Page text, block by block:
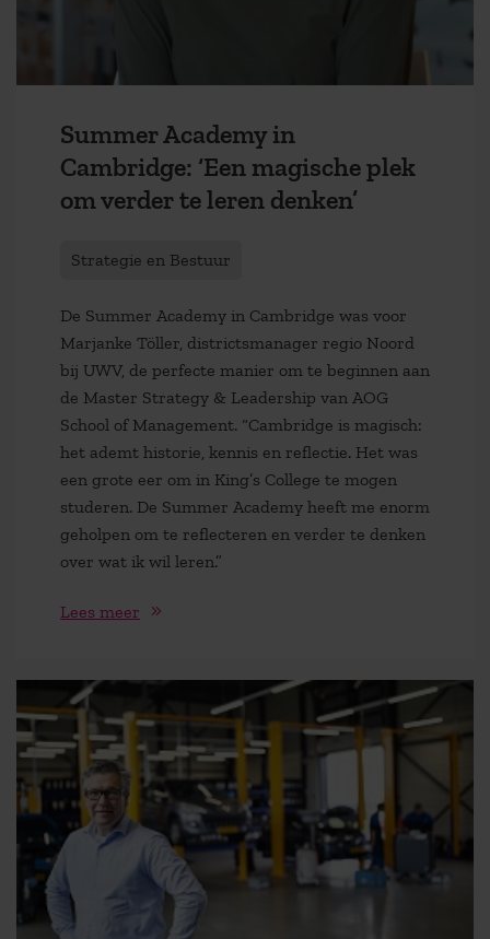
Summer Academy in
Cambridge: ‘Een magische plek
om verder te leren denken’
Strategie en Bestuur
De Summer Academy in Cambridge was voor
Marjanke Töller, districtsmanager regio Noord
bij UWV, de perfecte manier om te beginnen aan
de Master Strategy & Leadership van AOG
School of Management. “Cambridge is magisch:
het ademt historie, kennis en reflectie. Het was
een grote eer om in King’s College te mogen
studeren. De Summer Academy heeft me enorm
geholpen om te reflecteren en verder te denken
over wat ik wil leren.”
Lees meer